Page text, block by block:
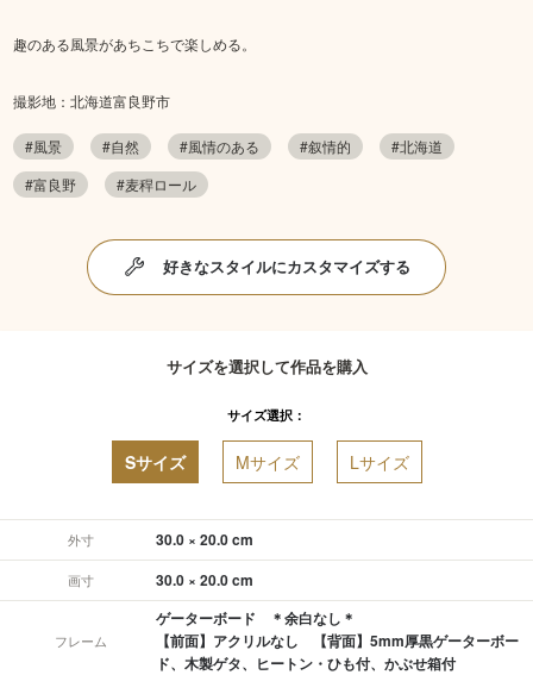
趣のある風景があちこちで楽しめる。
撮影地：北海道富良野市
#風景 #自然 #風情のある #叙情的
#北海道
#富良野
#麦稈ロール
好きなスタイルにカスタマイズする
サイズを選択して作品を購入
サイズ選択：
Sサイズ Mサイズ Lサイズ
外寸 30.0 × 20.0 cm
画寸 30.0 × 20.0 cm
フレーム
ゲーターボード ＊余白なし＊
【前面】アクリルなし 【背面】5mm厚黒ゲーターボー
ド、木製ゲタ、ヒートン・ひも付、かぶせ箱付